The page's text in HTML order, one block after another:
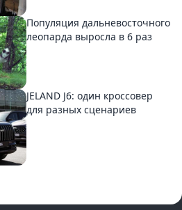
Популяция дальневосточного
леопарда выросла в 6 раз
JELAND J6: один кроссовер
для разных сценариев